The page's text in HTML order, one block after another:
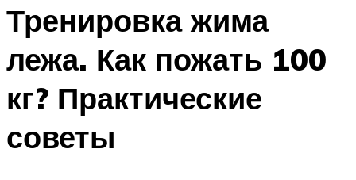
Тренировка жима
лежа. Как пожать 100
кг? Практические
советы